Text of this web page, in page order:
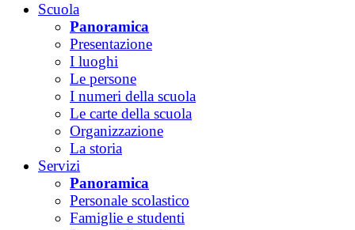
Scuola
Panoramica
Presentazione
I luoghi
Le persone
I numeri della scuola
Le carte della scuola
Organizzazione
La storia
Servizi
Panoramica
Personale scolastico
Famiglie e studenti